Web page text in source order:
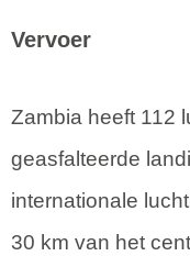
Vervoer
Zambia heeft 112
geasfalteerde
internationale
30 km van het